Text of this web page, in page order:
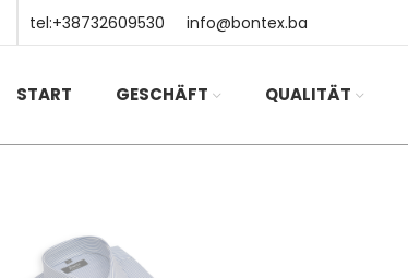
tel:+38732609530 info@bontex.ba
START GESCHÄFT QUALITÄT